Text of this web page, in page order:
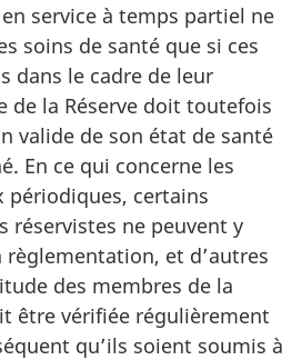
service à temps partiel ne
soins de santé que si ces
dans le cadre de leur
de la Réserve doit toutefois
valide de son état de santé
En ce qui concerne les
périodiques, certains
réservistes ne peuvent y
et d’autres
des membres de la
être vérifiée régulièrement
qu’ils soient soumis à